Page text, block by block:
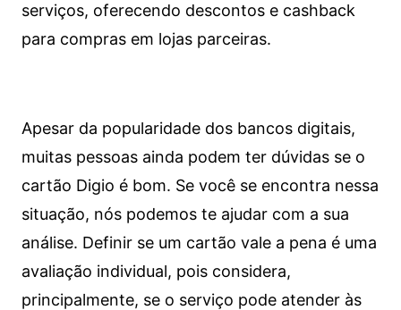
serviços, oferecendo descontos e cashback
para compras em lojas parceiras.
Apesar da popularidade dos bancos digitais,
muitas pessoas ainda podem ter dúvidas se o
cartão Digio é bom. Se você se encontra nessa
situação, nós podemos te ajudar com a sua
análise. Definir se um cartão vale a pena é uma
avaliação individual, pois considera,
principalmente, se o serviço pode atender às